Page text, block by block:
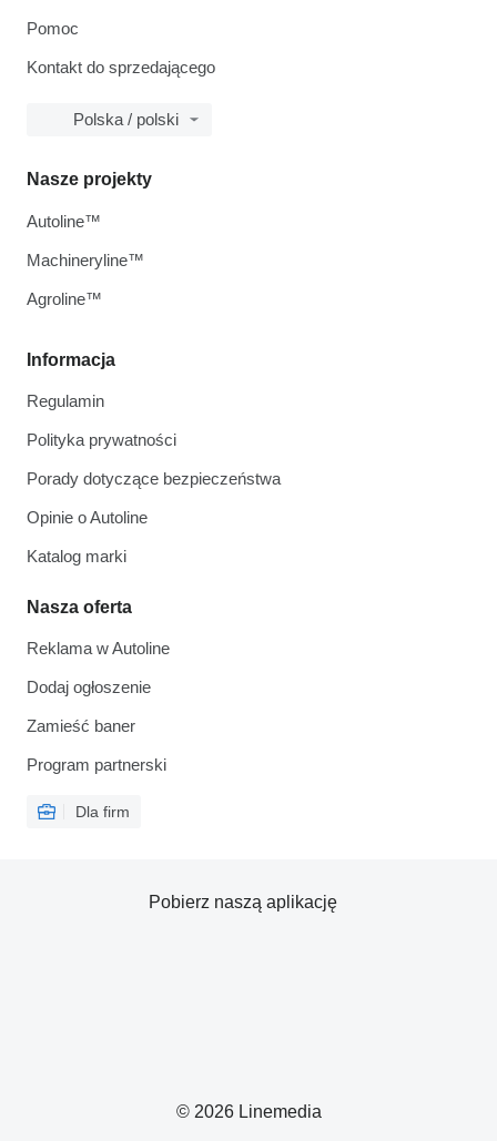
Pomoc
Kontakt do sprzedającego
Polska / polski
Informacja
Regulamin
Polityka prywatności
Porady dotyczące bezpieczeństwa
Opinie o Autoline
Katalog marki
Nasza oferta
Reklama w Autoline
Dodaj ogłoszenie
Zamieść baner
Program partnerski
Dla firm
Nasze projekty
Autoline™
Machineryline™
Agroline™
© 2026 Linemedia
Pobierz naszą aplikację